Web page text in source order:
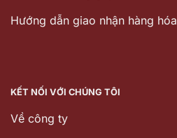
Hướng dẫn giao nhận hàng hóa
KẾT NỐI VỚI CHÚNG TÔI
Về công ty